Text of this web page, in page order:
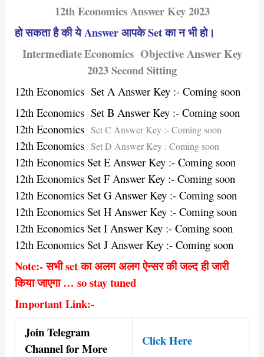
12th Economics Answer Key 2023
हो सकता है की ये Answer आपके Set का न भी हो।
IntermediateEconomics Objective Answer Key
2023 Second Sitting
12th Economics Set A Answer Key :- Coming soon
12th Economics Set B Answer Key :- Coming soon
12th Economics Set C Answer Key :- Coming soon
12th Economics Set D Answer Key : Coming soon
12th Economics Set E Answer Key :- Coming soon
12th Economics Set F Answer Key :- Coming soon
12th Economics Set G Answer Key :- Coming soon
12th Economics Set H Answer Key :- Coming soon
12th Economics Set I Answer Key :- Coming soon
12th Economics Set J Answer Key :- Coming soon
Note:- सभी set का अलग अलग ऐन्सर की जल्द ही जारी
किया जाएगा … so stay tuned
Important Link:-
Join Telegram
Channel for More
Click Here